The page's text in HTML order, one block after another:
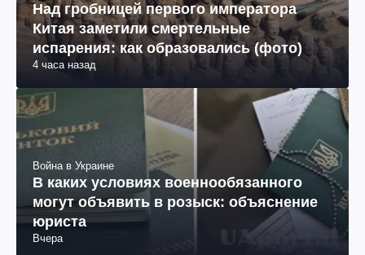
Над гробницей первого императора
Китая заметили смертельные
испарения: как образовались (фото)
4 часа назад
Война в Украине
В каких условиях военнообязанного
могут объявить в розыск: объяснение
юриста
Вчера